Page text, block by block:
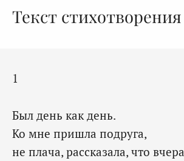
Текст стихотворения
1
Был день как день.
Ко мне пришла подруга,
не плача, рассказала, что вчера